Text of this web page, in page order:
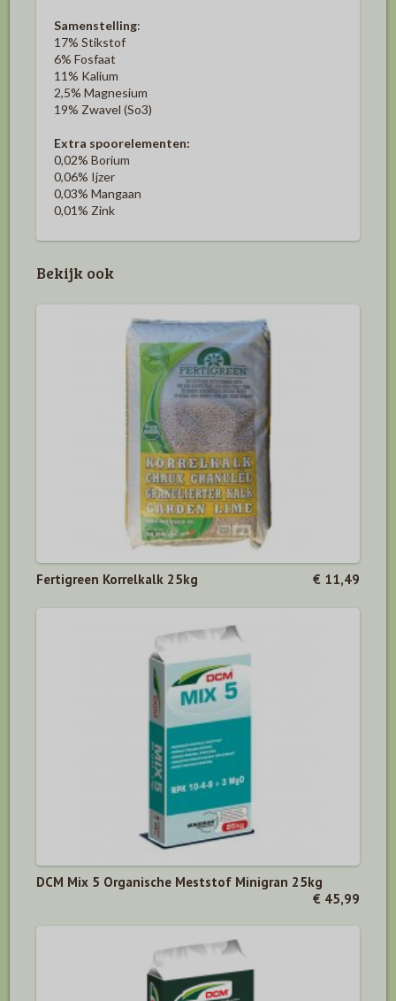
Samenstelling:
17% Stikstof
6% Fosfaat
11% Kalium
2,5% Magnesium
19% Zwavel (So3)
Extra spoorelementen:
0,02% Borium
0,06% Ijzer
0,03% Mangaan
0,01% Zink
Bekijk ook
Fertigreen Korrelkalk 25kg € 11,49
DCM Mix 5 Organische Meststof Minigran 25kg
€ 45,99